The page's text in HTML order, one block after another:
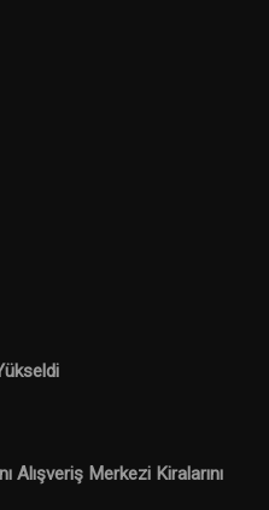
Alışveriş Merkezi Kiralarını